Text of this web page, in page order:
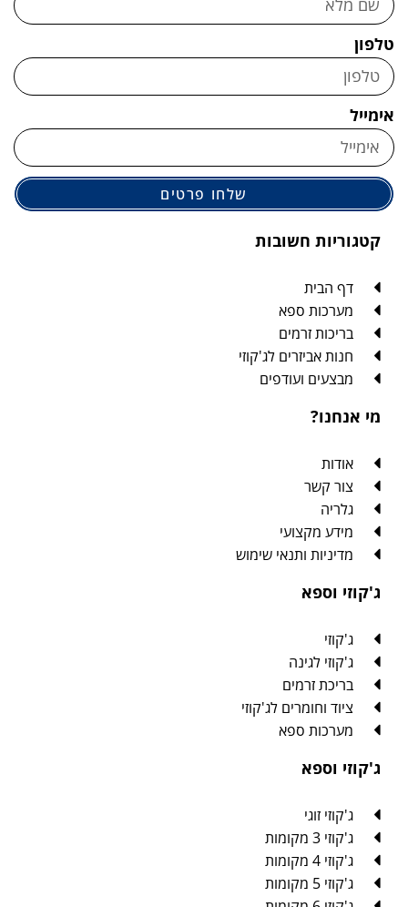
טלפון
אימייל
שלחו פרטים
קטגוריות חשובות
דף הבית
מערכות ספא
בריכות זרמים
חנות אביזרים לג'קוזי
מבצעים ועודפים
מי אנחנו?
אודות
צור קשר
גלריה
מידע מקצועי
מדיניות ותנאי שימוש
ג'קוזי וספא
ג'קוזי
ג'קוזי לגינה
בריכת זרמים
ציוד וחומרים לג'קוזי
מערכות ספא
ג'קוזי וספא
ג'קוזי זוגי
ג'קוזי 3 מקומות
ג'קוזי 4 מקומות
ג'קוזי 5 מקומות